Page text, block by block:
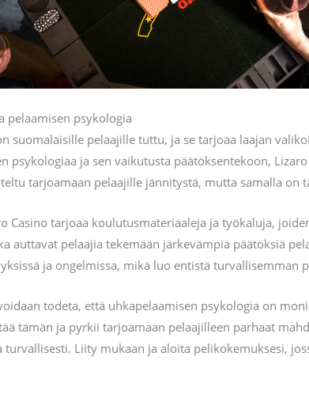
pelaamisen psykologia
suomalaisille pelaajille tuttu, ja se tarjoaa laajan
psykologiaa ja sen vaikutusta päätöksentekoon,
tarjoamaan pelaajille jännitystä, mutta samalla on
Casino tarjoaa koulutusmateriaaleja ja työkaluja,
auttavat pelaajia tekemään järkevämpiä päätöksiä
ja ongelmissa, mikä luo entistä turvallisemman
todeta, että uhkapelaamisen psykologia on
tämän ja pyrkii tarjoamaan pelaajilleen parhaat
turvallisesti. Liity mukaan ja aloita pelikokemuksesi,